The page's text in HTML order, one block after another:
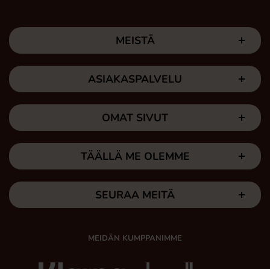
MEISTÄ
ASIAKASPALVELU
OMAT SIVUT
TÄÄLLÄ ME OLEMME
SEURAA MEITÄ
MEIDÄN KUMPPANIMME